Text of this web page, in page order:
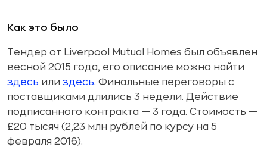
Как это было
Тендер от Liverpool Mutual Homes был объявлен
весной 2015 года, его описание можно найти
здесь или здесь. Финальные переговоры с
поставщиками длились 3 недели. Действие
подписанного контракта — 3 года. Стоимость —
£20 тысяч (2,23 млн рублей по курсу на 5
февраля 2016).